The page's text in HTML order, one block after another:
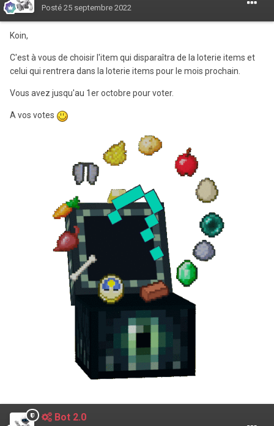
Posté 25 septembre 2022
Koin,
C'est à vous de choisir l'item qui disparaîtra de la loterie items et
celui qui rentrera dans la loterie items pour le mois prochain.
Vous avez jusqu'au 1er octobre pour voter.
A vos votes
Bot 2.0